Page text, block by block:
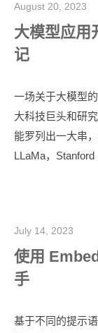
August 20, 2023
大模型应用
记
一场关于大模型
大科技巨头和研
能罗列出一大串
LLaMa，Stanford
July 14, 2023
使用
手
基于不同的提示